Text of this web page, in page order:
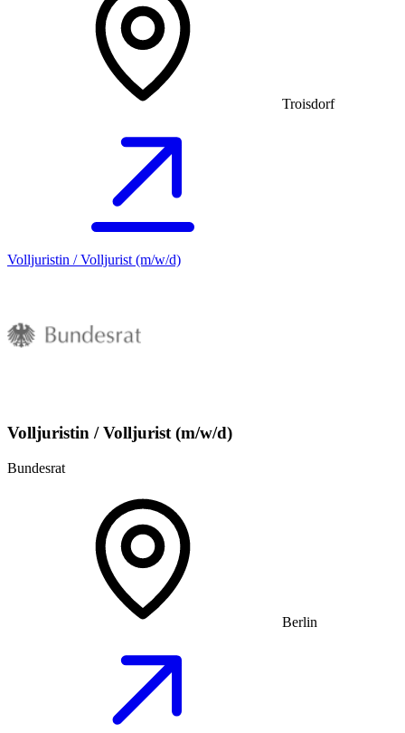
Troisdorf
Volljuristin / Volljurist (m/w/d)
Volljuristin / Volljurist (m/w/d)
Bundesrat
Berlin